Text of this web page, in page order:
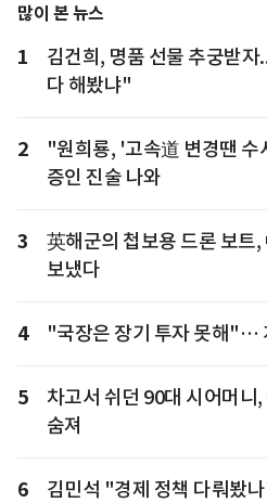
많이 본 뉴스
1
김건희, 명품 선물 추궁받
다 해봤냐"
2
"원희룡, '고속道 변경땐
증인 진술 나와
3
英해군의 첩보용 드론 보트
보냈다
4 "국장은 장기 투자 못해"…
5
차고서 쉬던 90대 시어머니
숨져
6
김민석 "경제 정책 다뤄봤